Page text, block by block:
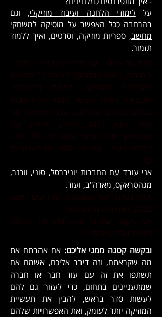
עללימודי הלחנה ועיבוד מוזיקלי, וגם
בהרחבה ככל האפשר על מוסיקה למשחקי
מחשב, ספריות מוזיקה, וסרטים, ואיך ללמוד
תזמור.
קצת על עצמי - אני ד"ר עמית ויינר, מלחין,
ופסנתרן, וראש המחלקה ליצירה רב תחומית
באקדמיה למוסיקה ולמחול בירושלים,
שנבחרה כאחת מעשר המחלקות הטובות
בעולם בתחום ההלחנה הרב תחומית. אני
מאוד אוהב ללמד, לחלוק מהידע שלי
ומהניסיון שלי שכיום עומד על 20 שנה
כמלחין פעיל -
וואו, איך הזמן טס כשנהנים!
😊
אני עובד עם החברות יוניברסל, סוני, וורנר,
מגהטראקס, מארה"ב, ועוד.
זכיתי בפרס ראש הממשלה למלחינים לשנת
2022, שזה היה מרגש מאוד.
אני מקווה שתהנו מהקריאה! ואל תהססו
לשאול אותי שאלות! :) ​​
ובקשה קטנה ממני אליכם:אם אהבתם את
מה שקראתם, וזה דיבר אליכם, אשמח אם
תשתפו את זה עם עוד חבר או חברה
שמתעניינים בתחום, כדי לעזור גם להם
לעשות סדר בראש, להבין את תעשיית
המוזיקה יותר לעומק, ואת האפשרויות שלהם